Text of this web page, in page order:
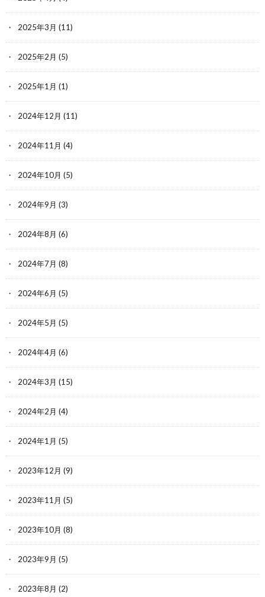
2025年3月 (11)
2025年2月 (5)
2025年1月 (1)
2024年12月 (11)
2024年11月 (4)
2024年10月 (5)
2024年9月 (3)
2024年8月 (6)
2024年7月 (8)
2024年6月 (5)
2024年5月 (5)
2024年4月 (6)
2024年3月 (15)
2024年2月 (4)
2024年1月 (5)
2023年12月 (9)
2023年11月 (5)
2023年10月 (8)
2023年9月 (5)
2023年8月 (2)